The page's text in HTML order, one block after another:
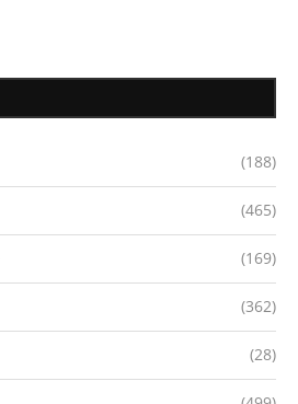
(188)
(465)
(169)
(362)
(28)